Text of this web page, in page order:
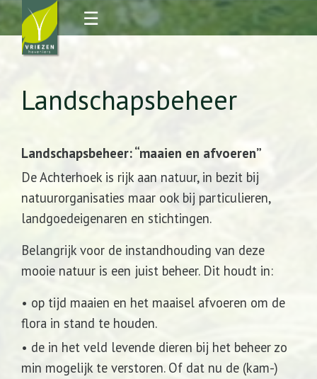
☰
Landschapsbeheer
Landschapsbeheer: “maaien en afvoeren”
De Achterhoek is rijk aan natuur, in bezit bij
natuurorganisaties maar ook bij particulieren,
landgoedeigenaren en stichtingen.
Belangrijk voor de instandhouding van deze
mooie natuur is een juist beheer. Dit houdt in:
• op tijd maaien en het maaisel afvoeren om de
flora in stand te houden.
• de in het veld levende dieren bij het beheer zo
min mogelijk te verstoren. Of dat nu de (kam-)